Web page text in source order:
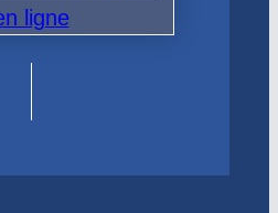
ligne